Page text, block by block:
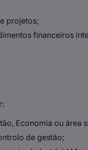
projetos;
financeiros
Economia ou área
de gestão;